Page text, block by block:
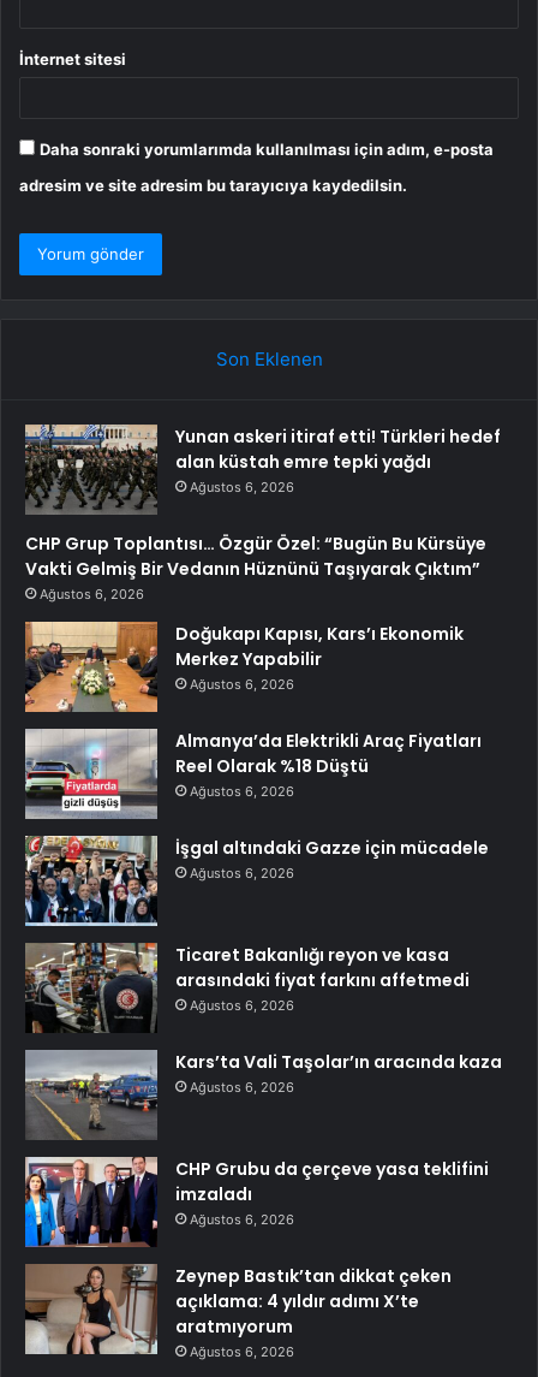
İnternet sitesi
Daha sonraki yorumlarımda kullanılması için adım, e-posta
adresim ve site adresim bu tarayıcıya kaydedilsin.
Son Eklenen
Yunan askeri itiraf etti! Türkleri hedef
alan küstah emre tepki yağdı
Ağustos 6, 2026
CHP Grup Toplantısı… Özgür Özel: “Bugün Bu Kürsüye
Vakti Gelmiş Bir Vedanın Hüznünü Taşıyarak Çıktım”
Ağustos 6, 2026
Doğukapı Kapısı, Kars’ı Ekonomik
Merkez Yapabilir
Ağustos 6, 2026
Almanya’da Elektrikli Araç Fiyatları
Reel Olarak %18 Düştü
Ağustos 6, 2026
İşgal altındaki Gazze için mücadele
Ağustos 6, 2026
Ticaret Bakanlığı reyon ve kasa
arasındaki fiyat farkını affetmedi
Ağustos 6, 2026
Kars’ta Vali Taşolar’ın aracında kaza
Ağustos 6, 2026
CHP Grubu da çerçeve yasa teklifini
imzaladı
Ağustos 6, 2026
Zeynep Bastık’tan dikkat çeken
açıklama: 4 yıldır adımı X’te
aratmıyorum
Ağustos 6, 2026